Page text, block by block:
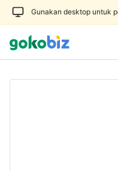
Gunakan desktop untuk